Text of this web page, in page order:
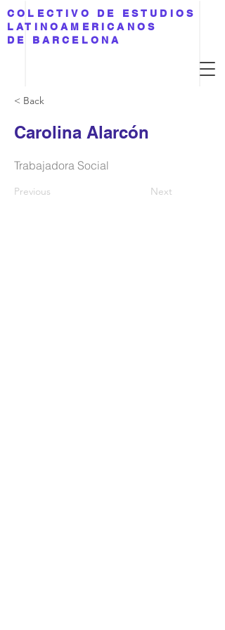
COLECTIVO DE ESTUDIOS
LATINOAMERICANOS
DE BARCELONA
< Back
Carolina Alarcón
Trabajadora Social
Previous Next